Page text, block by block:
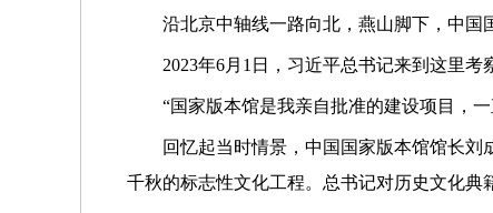
沿北京中轴线一路向北，燕山脚下，中国
2023年6月1日，习近平总书记来到这里考
“国家版本馆是我亲自批准的建设项目，
回忆起当时情景，中国国家版本馆馆长
千秋的标志性文化工程。总书记对历史文化